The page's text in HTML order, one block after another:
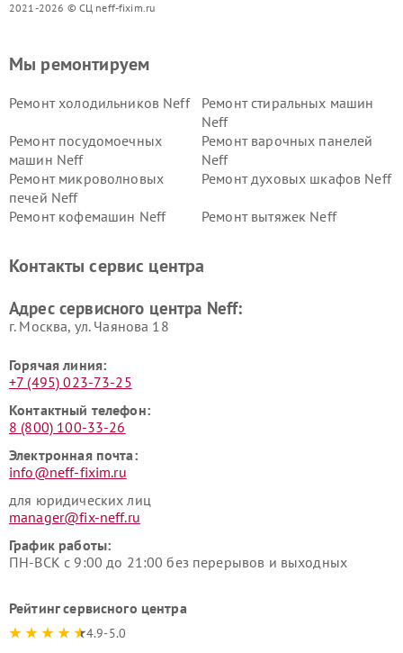
2021-2026 © СЦ neff-fixim.ru
Мы ремонтируем
Ремонт холодильников Neff
Ремонт стиральных машин
Neff
Ремонт посудомоечных
машин Neff
Ремонт варочных панелей
Neff
Ремонт микроволновых
печей Neff
Ремонт духовых шкафов Neff
Ремонт кофемашин Neff Ремонт вытяжек Neff
Контакты сервис центра
Адрес сервисного центра Neff:
г. Москва, ул. Чаянова 18
Горячая линия:
+7 (495) 023-73-25
Контактный телефон:
8 (800) 100-33-26
Электронная почта:
info@neff-fixim.ru
для юридических лиц
manager@fix-neff.ru
График работы:
ПН-ВСК с 9:00 до 21:00 без перерывов и выходных
Рейтинг сервисного центра
4.9-5.0